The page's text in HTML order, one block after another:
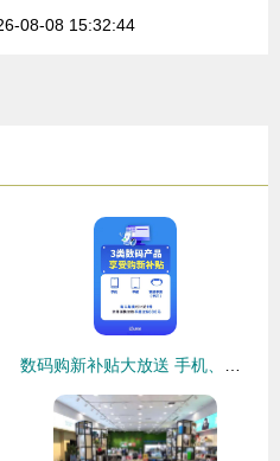
08-08 15:32:44